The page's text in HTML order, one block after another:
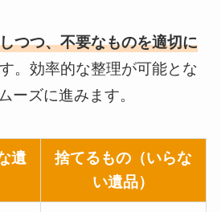
つつ、不要なものを適切に
。効率的な整理が可能とな
ーズに進みます。
遺
捨てるもの（いらな
い遺品）